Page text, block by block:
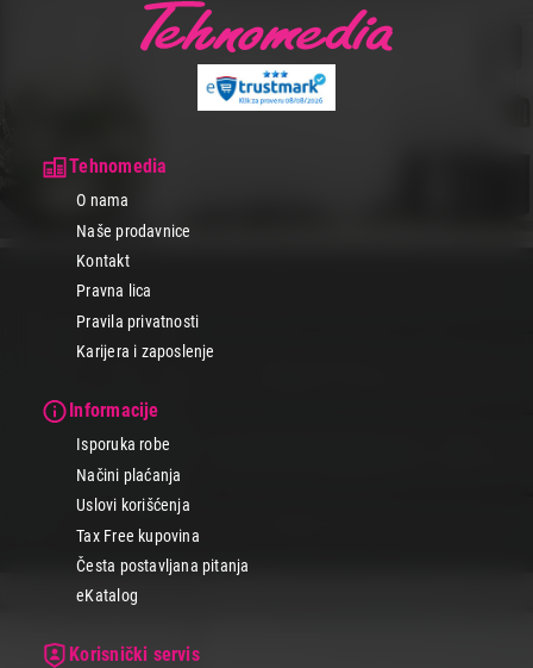
savršeni model po svom ukusu jer te ovde čeka sigurna kupovina,
zagarantovan kvalitet i uvek akcijske cene najpoznatijih brendova
Gorenje, Tefal, Vox, Ecg...
Osveži svoj dom mirisom sveže pečenog peciva i zadivi svoje
najmilije. Mini pekara će ti pomoći da postigneš savršene
Tehnomedia
O nama
Naše prodavnice
Kontakt
Pravna lica
Pravila privatnosti
Karijera i zaposlenje
Informacije
Isporuka robe
Načini plaćanja
Uslovi korišćenja
Tax Free kupovina
Česta postavljana pitanja
eKatalog
Korisnički servis